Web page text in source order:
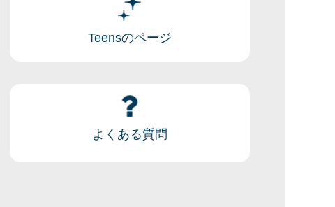
Teensのページ
よくある質問